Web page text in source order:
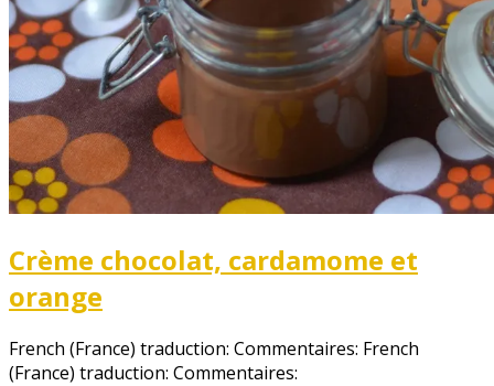
Crème chocolat, cardamome et
orange
French (France) traduction: Commentaires: French
(France) traduction: Commentaires: